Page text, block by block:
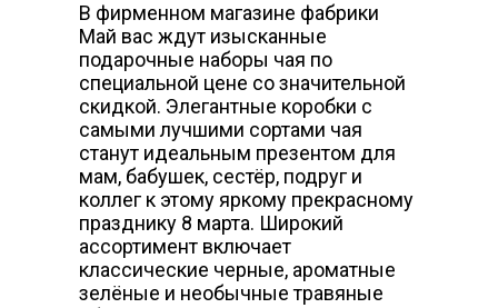
В фирменном магазине фабрики
Май вас ждут изысканные
подарочные наборы чая по
специальной цене со значительной
скидкой. Элегантные коробки с
самыми лучшими сортами чая
станут идеальным презентом для
мам, бабушек, сестёр, подруг и
коллег к этому яркому прекрасному
празднику 8 марта. Широкий
ассортимент включает
классические черные, ароматные
зелёные и необычные травяные